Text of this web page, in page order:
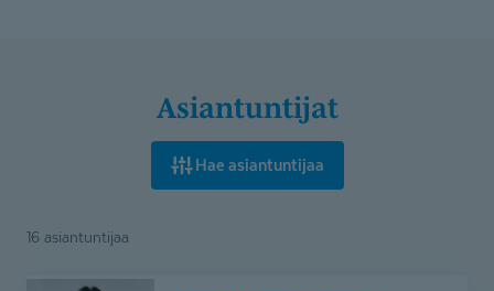
Asiantuntijat
Hae asiantuntijaa
16 asiantuntijaa